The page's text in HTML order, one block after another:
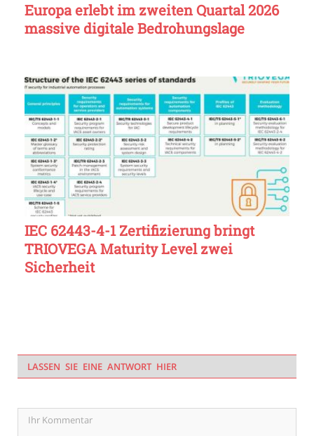
Europa erlebt im zweiten Quartal 2026
massive digitale Bedrohungslage
IEC 62443-4-1 Zertifizierung bringt
TRIOVEGA Maturity Level zwei
Sicherheit
LASSEN SIE EINE ANTWORT HIER